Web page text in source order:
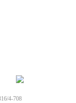
4-708